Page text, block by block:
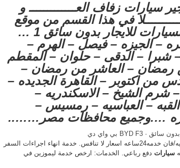
سيارات زفاف العـــــــــــــ و
في هذا القسم من موقع
السوق … مستعجل جميع السيارات للايجار بدون سائق 1 …
– الجيزه – فيصل – الهرم –
شبرا – الدقى – حلوان – المقطم
رمضان – العاشر من رمضان –
من اكتوبر – القاهرة الجديده –
شرم الشيخ – الاسكندريه –
– العباسيه – رمسيس –
….وجميع محافظات مصر……..
بدون سائق · ‏BYD F3 بي واي دي
سيدان/عائليه/فان خدمه24ساعه اسعار لا تنافس. خدمة انهاء اجراءات السفر
سيارات دفع رباعي. الخدمات: ارخص خدمة ليموزين في